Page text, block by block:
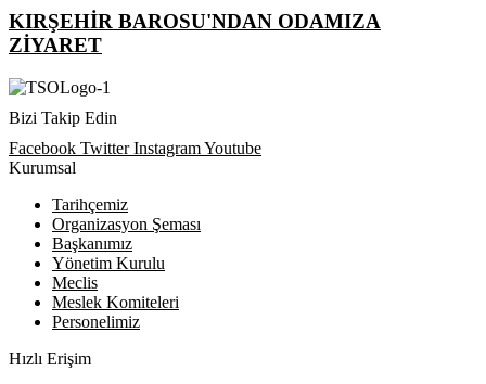
KIRŞEHİR BAROSU'NDAN ODAMIZA
ZİYARET
Bizi Takip Edin
Facebook Twitter InstagramYoutube
Kurumsal
Tarihçemiz
Organizasyon Şeması
Başkanımız
Yönetim Kurulu
Meclis
Meslek Komiteleri
Personelimiz
Hızlı Erişim